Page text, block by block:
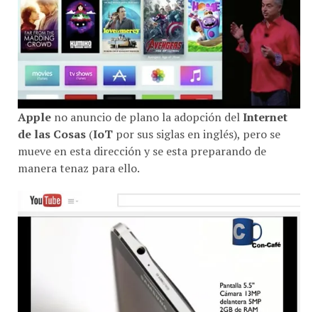
Apple no anuncio de plano la adopción delInternet
de las Cosas (IoT por sus siglas en inglés), pero se
mueve en esta dirección y se esta preparando de
manera tenaz para ello.